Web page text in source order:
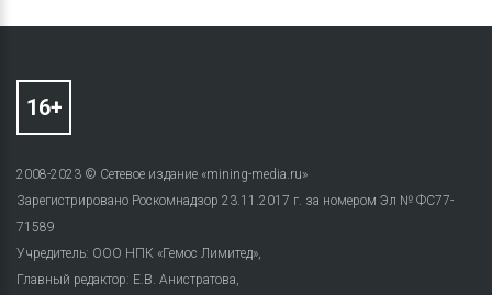
2008-2023 © Сетевое издание «mining-media.ru»
Зарегистрировано Роскомнадзор 23.11.2017 г. за номером Эл № ФС77-
71589
Учредитель: ООО НПК «Гемос Лимитед»,
Главный редактор: Е.В. Анистратова,